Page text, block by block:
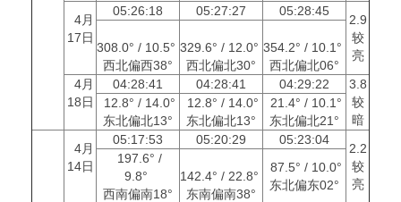
4月
17日
05:26:18 05:27:27 05:28:45
2.9
较
亮
308.0° / 10.5°
西北偏西38°
329.6° / 12.0°
西北偏北30°
354.2° / 10.1°
西北偏北06°
4月
18日
04:28:41 04:28:41 04:29:22
3.8
较
暗
12.8° / 14.0°
东北偏北13°
12.8° / 14.0°
东北偏北13°
21.4° / 10.1°
东北偏北21°
4月
14日
05:17:53 05:20:29 05:23:04
2.2
较
亮
197.6° /
9.8°
西南偏南18°
142.4° / 22.8°
东南偏南38°
87.5° / 10.0°
东北偏东02°